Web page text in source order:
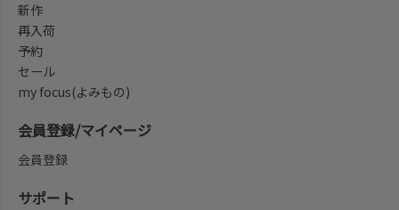
新作
再入荷
予約
セール
my focus(よみもの)
会員登録/マイページ
会員登録
サポート